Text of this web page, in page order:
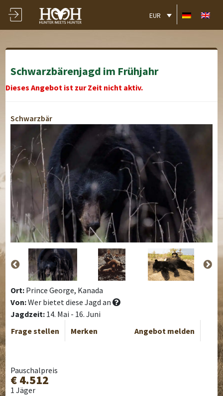
EUR
Schwarzbärenjagd im Frühjahr
Dieses Angebot ist zur Zeit nicht aktiv.
Schwarzbär
Ort: Prince George, Kanada
Von:Wer bietet diese Jagd an
Jagdzeit: 14. Mai - 16. Juni
Frage stellen
Merken Angebot melden
Pauschalpreis
€ 4.512
1 Jäger